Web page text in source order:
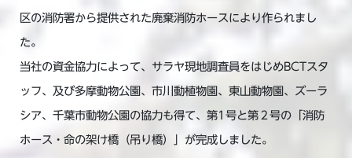
区の消防署から提供された廃棄消防ホースにより作られまし
た。
当社の資金協力によって、サラヤ現地調査員をはじめBCTスタ
ッフ、及び多摩動物公園、市川動植物園、東山動物園、ズーラ
シア、千葉市動物公園の協力も得て、第1号と第２号の「消防
ホース・命の架け橋（吊り橋）」が完成しました。